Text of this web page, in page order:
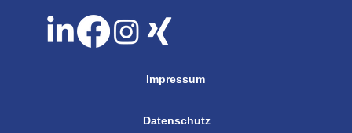
Impressum
Datenschutz